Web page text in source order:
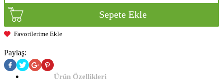
Sepete Ekle
Favorilerime Ekle
Paylaş:
Ürün Özellikleri